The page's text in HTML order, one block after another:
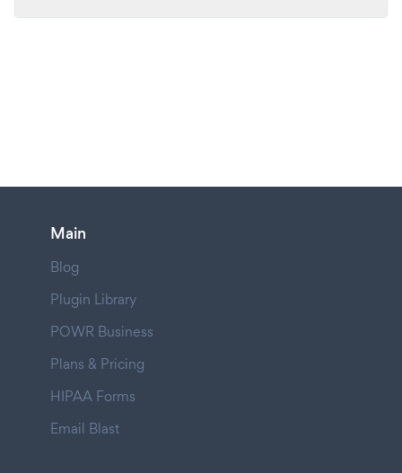
Main
Blog
Plugin Library
POWR Business
Plans & Pricing
HIPAA Forms
Email Blast